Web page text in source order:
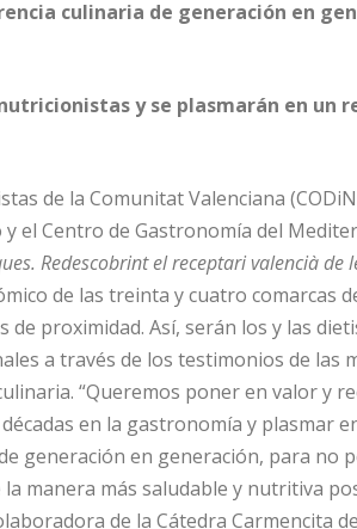
culinaria de generación en
y se plasmarán en un
de la Comunitat Valenciana
el Centro de Gastronomía del
Redescobrint el receptari valencià de
de las treinta y cuatro comarcas
proximidad. Así, serán los y las
a través de los testimonios de las
“Queremos poner en valor y
en la gastronomía y plasmar
generación en generación, para no
manera más saludable y nutritiva
de la Cátedra Carmencita